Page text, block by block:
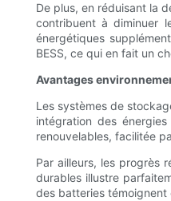
De plus, en réduisant la
contribuent à diminuer
énergétiques
BESS, ce qui en fait un
Avantages
Les systèmes de
intégration des
renouvelables, facilitée
Par ailleurs, les progrès
durables illustre
des batteries témoignent